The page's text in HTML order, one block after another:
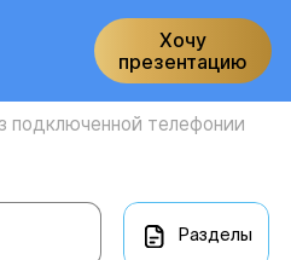
Хочу
презентацию
подключенной телефонии
Разделы